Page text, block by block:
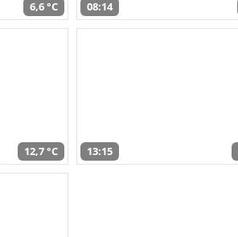
6,6 °C 08:14
12,7 °C 13:15